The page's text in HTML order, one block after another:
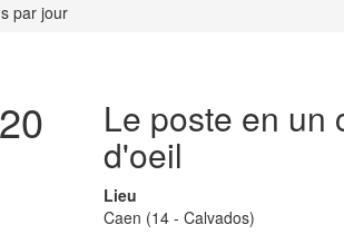
par jour
Le poste en un
d'oeil
Lieu
Caen (14 - Calvados)